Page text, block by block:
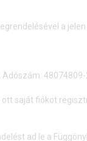
a jelen
48074809-
saját fiókot
ad le a